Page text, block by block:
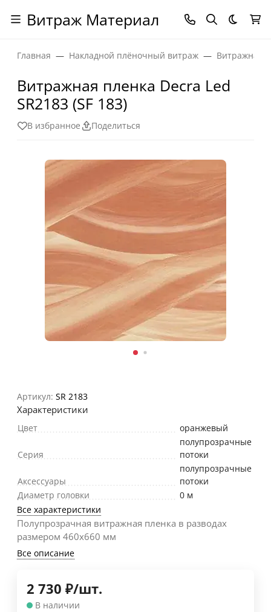
Витраж Материал Темная
Главная Накладной плёночный витраж Витражная
Витражная пленка Decra Led
SR2183 (SF 183)
В избранное Поделиться
Артикул: SR 2183
Характеристики
Цвет оранжевый
Серия
полупрозрачные
потоки
Аксессуары
полупрозрачные
потоки
Диаметр головки
0 м
Все характеристики
Полупрозрачная витражная пленка в разводах
размером 460х660 мм
Все описание
2 730 ₽/шт.
В наличии